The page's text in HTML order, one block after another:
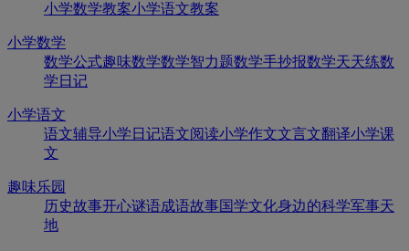
小学数学教案小学语文教案
小学数学
数学公式趣味数学数学智力题数学手抄报数学天天练数
学日记
小学语文
语文辅导小学日记语文阅读小学作文文言文翻译小学课
文
趣味乐园
历史故事开心谜语成语故事国学文化身边的科学军事天
地